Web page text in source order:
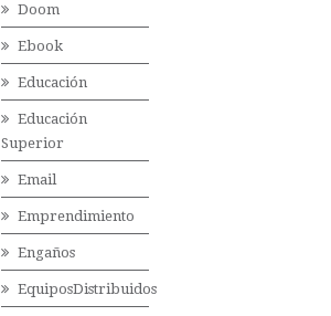
Doom
Ebook
Educación
Educación
Superior
Email
Emprendimiento
Engaños
EquiposDistribuidos